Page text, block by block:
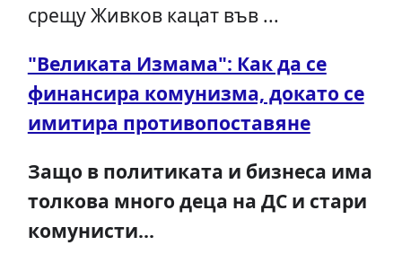
срещу Живков кацат във ...
"Великата Измама": Как да се
финансира комунизма, докато се
имитира противопоставяне
Защо в политиката и бизнеса има
толкова много деца на ДС и стари
комунисти…